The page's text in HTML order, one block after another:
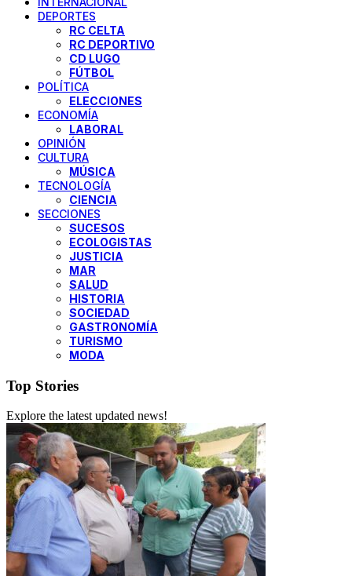
DEPORTES
RC CELTA
RC DEPORTIVO
CD LUGO
FÚTBOL
POLÍTICA
ELECCIONES
ECONOMÍA
LABORAL
OPINIÓN
CULTURA
MÚSICA
TECNOLOGÍA
CIENCIA
SECCIONES
SUCESOS
ECOLOGISTAS
JUSTICIA
MAR
SALUD
HISTORIA
SOCIEDAD
GASTRONOMÍA
TURISMO
MODA
Top Stories
Explore the latest updated news!